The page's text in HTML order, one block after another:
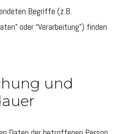
Begriffe (z.B.
oder “Verarbeitung”) finden
und